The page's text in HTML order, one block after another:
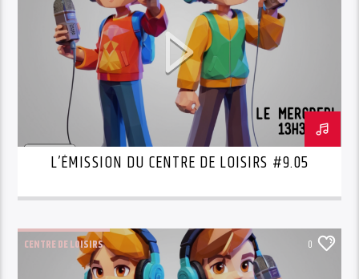
L’ÉMISSION DU CENTRE DE LOISIRS #9.05
CENTRE DE LOISIRS 0